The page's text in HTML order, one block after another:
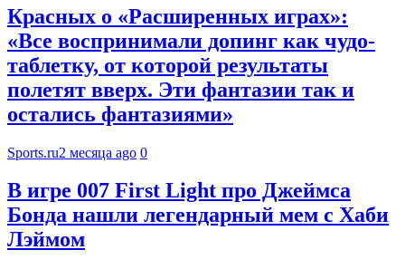
Красных о «Расширенных играх»:
«Все воспринимали допинг как чудо-
таблетку, от которой результаты
полетят вверх. Эти фантазии так и
остались фантазиями»
Sports.ru2 месяца ago 0
В игре 007 First Light про Джеймса
Бонда нашли легендарный мем с Хаби
Лэймом